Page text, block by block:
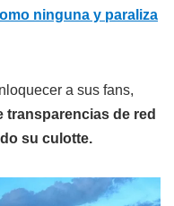
ninguna y paraliza
a sus fans,
transparencias de red
su culotte.